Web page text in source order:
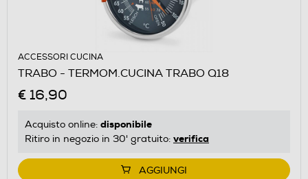
ACCESSORI CUCINA
TRABO - TERMOM.CUCINA TRABO Q18
€ 16,90
Acquisto online: disponibile
Ritiro in negozio in 30' gratuito: verifica
AGGIUNGI